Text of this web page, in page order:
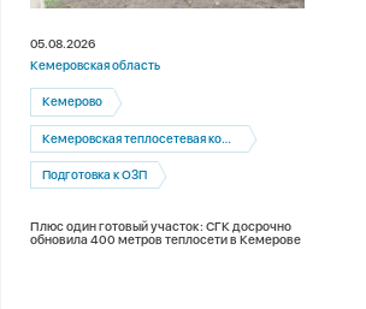
05.08.2026
Кемеровская область
Кемерово
Кемеровская теплосетевая компания
Подготовка к ОЗП
Плюс один готовый участок: СГК досрочно
обновила 400 метров теплосети в Кемерове